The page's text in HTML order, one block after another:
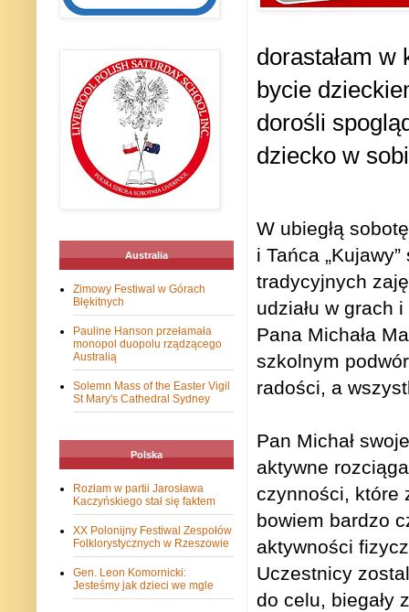
dorastałam
bycie
dorośli
dziecko w
W ubiegłą
i Tańca
tradycyjnych
udziału w grach
Pana Michała
szkolnym
radości, a
Pan Michał
aktywne
czynności, które
bowiem bardzo
aktywności
Uczestnicy
do celu, biegały
Australia
Zimowy Festiwal w Górach
Błękitnych
Pauline Hanson przełamała
monopol duopolu rządzącego
Australią
Solemn Mass of the Easter Vigil
St Mary's Cathedral Sydney
Polska
Rozłam w partii Jarosława
Kaczyńskiego stał się faktem
XX Polonijny Festiwal Zespołów
Folklorystycznych w Rzeszowie
Gen. Leon Komornicki:
Jesteśmy jak dzieci we mgle